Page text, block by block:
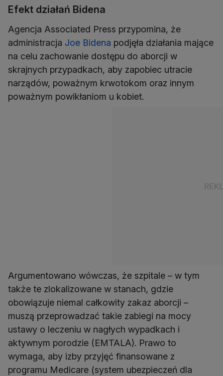
Efekt działań Bidena
Agencja Associated Press przypomina, że
administracja Joe Bidena podjęła działania mające
na celu zachowanie dostępu do aborcji w
skrajnych przypadkach, aby zapobiec utracie
narządów, poważnym krwotokom oraz innym
poważnym powikłaniom u kobiet.
Argumentowano wówczas, że szpitale – w tym
także te zlokalizowane w stanach, gdzie
obowiązuje niemal całkowity zakaz aborcji –
muszą przeprowadzać takie zabiegi na mocy
ustawy o leczeniu w nagłych wypadkach i
aktywnym porodzie (EMTALA). Prawo to
wymaga, aby izby przyjęć finansowane z
programu Medicare (system ubezpieczeń dla